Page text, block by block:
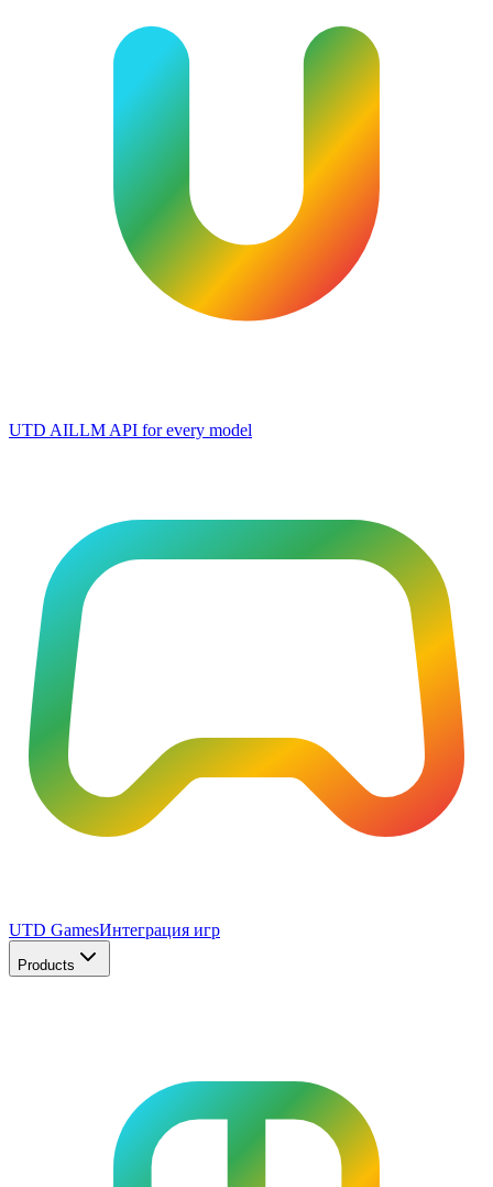
UTD AILLM API for every model
UTD GamesИнтеграция игр
Products